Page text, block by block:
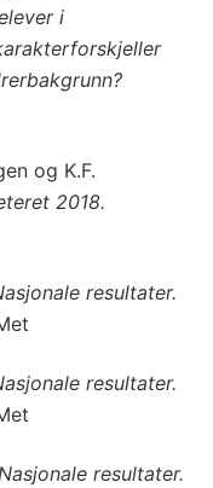
i
og K.F.
2018.
resultater.
resultater.
resultater.